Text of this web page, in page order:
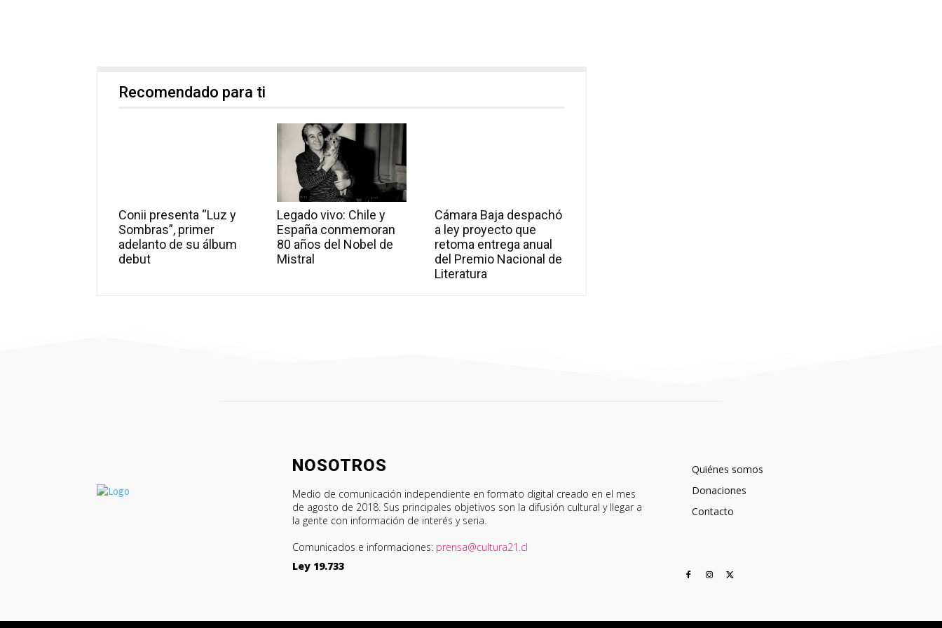
Recomendado para ti
Conii presenta “Luz y
Sombras”, primer
adelanto de su álbum
debut
Legado vivo: Chile y
España conmemoran
80 años del Nobel de
Mistral
Cámara Baja despachó
a ley proyecto que
retoma entrega anual
del Premio Nacional de
Literatura
NOSOTROS
Medio de comunicación independiente en formato digital creado en el mes
de agosto de 2018. Sus principales objetivos son la difusión cultural y llegar a
la gente con información de interés y seria.
Comunicados e informaciones: prensa@cultura21.cl
Ley 19.733
Quiénes somos
Donaciones
Contacto